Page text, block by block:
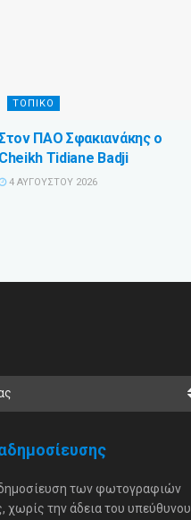
ΤΟΠΙΚΟ
ΠΑΟ Σφακιανάκης ο
Cheikh Tidiane Badji
4 ΑΥΓΟΎΣΤΟΥ 2026
των φωτογραφιών
χωρίς την άδεια του υπεύθυνου